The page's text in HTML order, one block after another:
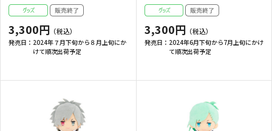
3,300円
発売日： 2024年７月下旬から８月上旬にか
けて順次出荷予定
3,300円
発売日： 2024年6月下旬から7月上旬にかけ
て順次出荷予定